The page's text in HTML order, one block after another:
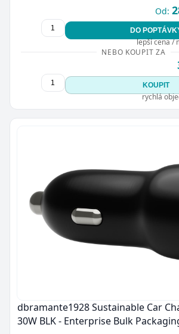
Od:
DO
lepší cena /
NEBO KOUPIT ZA
KOUPIT
rychlá
dbramante1928 Sustainable Car
30W BLK - Enterprise Bulk